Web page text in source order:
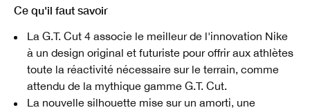
Ce qu'il faut savoir
La G.T. Cut 4 associe le meilleur de l'innovation Nike
à un design original et futuriste pour offrir aux athlètes
toute la réactivité nécessaire sur le terrain, comme
attendu de la mythique gamme G.T. Cut.
La nouvelle silhouette mise sur un amorti, une